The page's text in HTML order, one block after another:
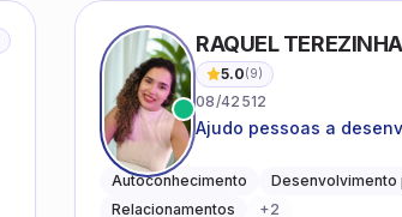
RAQUEL
5.0(9)
08/42512
Ajudo pessoas a
saudáveis
Autoconhecimento
Desenvolvimento
Relacionamentos
+2